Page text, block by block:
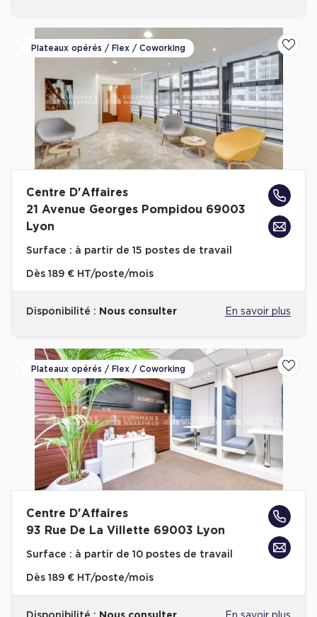
Plateaux opérés / Flex / Coworking
Centre D'Affaires
21 Avenue Georges Pompidou 69003
Lyon
Surface : à partir de 15 postes de travail
Dès 189 € HT/poste/mois
Disponibilité : Nous consulter En savoir plus
Plateaux opérés / Flex / Coworking
Centre D'Affaires
93 Rue De La Villette 69003 Lyon
Surface : à partir de 10 postes de travail
Dès 189 € HT/poste/mois